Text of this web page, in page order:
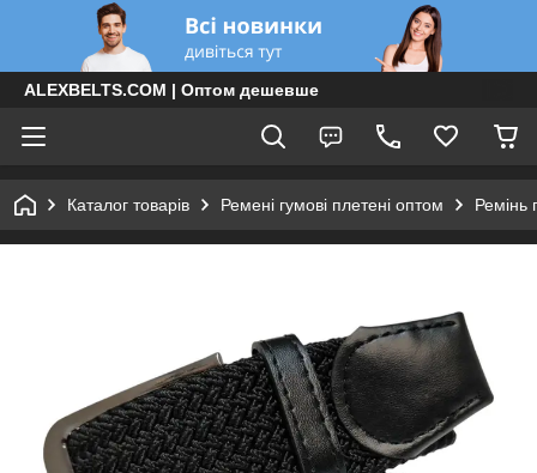
ALEXBELTS.COM | Оптом дешевше
Каталог товарів Ремені гумові плетені оптом Ремінь